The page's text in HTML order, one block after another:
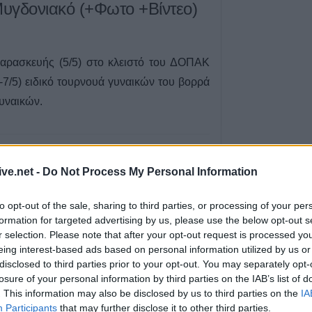
- Do Not Process My Personal Information
opt-out of the sale, sharing to third parties, or processing of your
for targeted advertising by us, please use the below opt-out
selection. Please note that after your opt-out request is processed
interest-based ads based on personal information utilized by us
to third parties prior to your opt-out. You may separately
of your personal information by third parties on the IAB’s list of
This information may also be disclosed by us to third parties on the
Participants that may further disclose it to other third parties.
(+Φωτο +Βίντεο)
(5/5) στο κλειστό του ΔΟΠΑΚ
5) ειδικό τουρνουά γυναικών του βορρά
του ΔΟΠΑΚ, με τη
το τουρνουά ανόδου της Α2
διεξαχθεί το τουρνουά ανόδου βορρά
μετέχει και η ομάδα του ΣΠΑΚ.
Ανακοινώθηκε
6 Αυγούστου 2026, 13:45
Βανδαλισμοί στο
περίπτερο
διασταύρωση
Καταφυγίου και